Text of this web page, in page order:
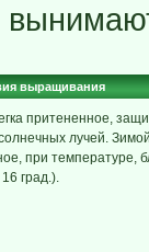
выращивания
притененное,
лучей.
при температуре,
град.).